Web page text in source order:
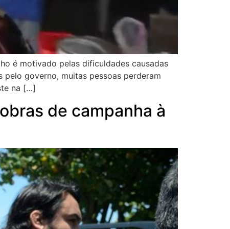
é motivado pelas dificuldades causadas
governo, muitas pessoas perderam
na […]
de campanha à